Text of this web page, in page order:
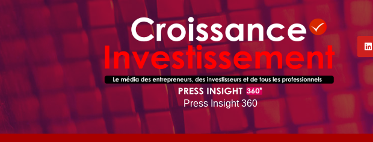
Press Insight 360